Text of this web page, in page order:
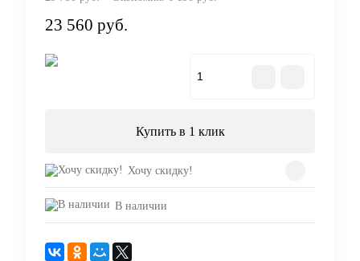
23 560 руб.
Купить в 1 клик
Хочу скидку!
В наличии